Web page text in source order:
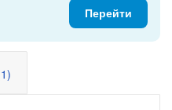
Перейти